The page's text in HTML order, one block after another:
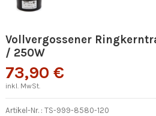
Vollvergossener
/ 250W
73,90 €
inkl. MwSt.
Artikel-Nr. : TS-999-8580-120